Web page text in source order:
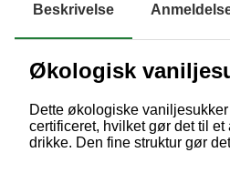
Beskrivelse
Økologisk
Dette økologiske
certificeret, hvilket gør det til
drikke. Den fine struktur gør